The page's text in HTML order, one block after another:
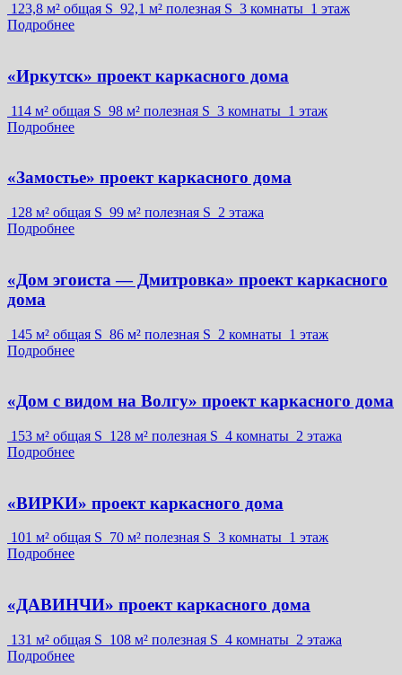
123,8 м² общая S 92,1 м² полезная S 3 комнаты 1 этаж
Подробнее
«Иркутск» проект каркасного дома
114 м² общая S 98 м² полезная S 3 комнаты 1 этаж
Подробнее
«Замостье» проект каркасного дома
128 м² общая S 99 м² полезная S 2 этажа
Подробнее
«Дом эгоиста — Дмитровка» проект каркасного
дома
145 м² общая S 86 м² полезная S 2 комнаты 1 этаж
Подробнее
«Дом с видом на Волгу» проект каркасного дома
153 м² общая S 128 м² полезная S 4 комнаты 2 этажа
Подробнее
«ВИРКИ» проект каркасного дома
101 м² общая S 70 м² полезная S 3 комнаты 1 этаж
Подробнее
«ДАВИНЧИ» проект каркасного дома
131 м² общая S 108 м² полезная S 4 комнаты 2 этажа
Подробнее